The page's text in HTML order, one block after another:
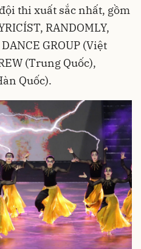
thi xuất sắc nhất, gồm
RANDOMLY,
GROUP (Việt
(Trung Quốc),
Quốc).